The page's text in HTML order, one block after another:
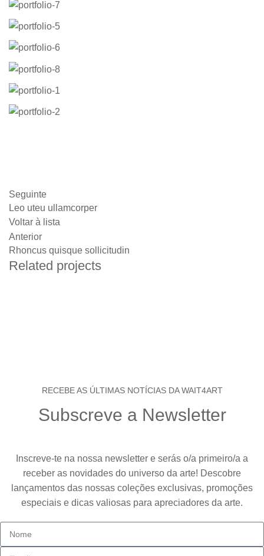
Seguinte
Leo uteu ullamcorper
Voltar à lista
Anterior
Rhoncus quisque sollicitudin
Related projects
RECEBE AS ÚLTIMAS NOTÍCIAS DA WAIT4ART
Subscreve a Newsletter
Inscreve-te na nossa newsletter e serás o/a primeiro/a a
receber as novidades do universo da arte! Descobre
lançamentos das nossas coleções exclusivas, promoções
especiais e dicas valiosas para apreciadores da arte.